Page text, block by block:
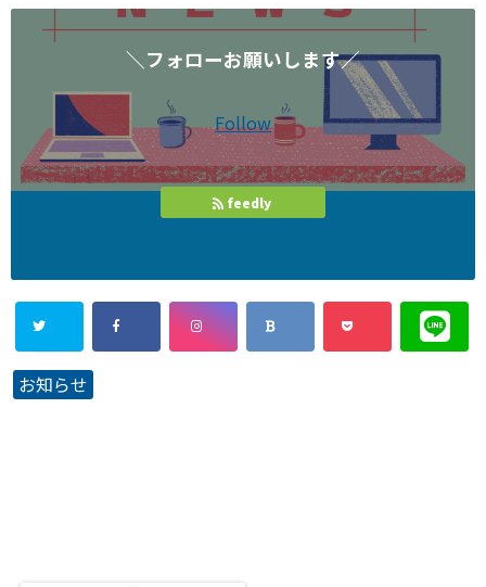
＼フォローお願いします／
Follow
feedly
お知らせ